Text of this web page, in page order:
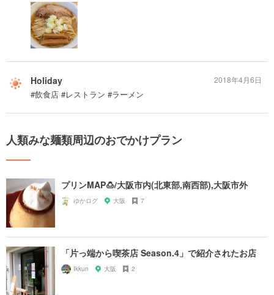
Holiday
#飲食店 #レストラン #ラーメン
2018年4月6日
人類みな麺類周辺のおでかけプラン
プリンMAP🍮/大阪市内(北東部,南西部),大阪市外
ゆかログ 大阪 7
「片っ端から喫茶店 Season.4」で紹介されたお店
Ikkun 大阪 2